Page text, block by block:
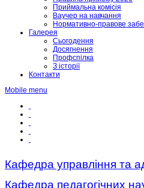
Приймальна комісія
Ваучер на навчання
Нормативно-правове
Галерея
Сьогодення
Досягнення
Профспілка
З історії
Контакти
Mobile menu
Кафедра управління та
Кафедра педагогічних